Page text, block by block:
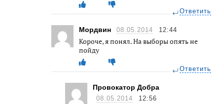
Ответить
Мордвин 08.05.2014 12:44
Короче, я понял. На выборы опять не
пойду
Ответить
Провокатор Добра
08.05.2014 12:56